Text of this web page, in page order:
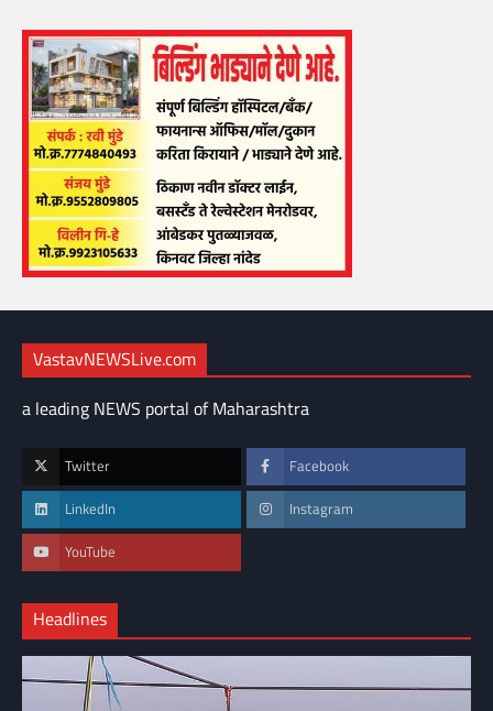
VastavNEWSLive.com
a leading NEWS portal of Maharashtra
Twitter Facebook
LinkedIn Instagram
YouTube
Headlines